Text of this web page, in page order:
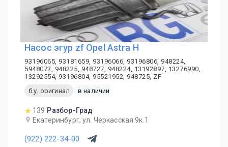
Насос эгур zf Opel Astra H
93196065, 93181659, 93196066, 93196806, 948224,
5948072, 948225, 948727, 948224, 13192897, 13276990,
13292554, 93196804, 95521952, 948725, ZF
б.у. оригинал
в наличии
139 Разбор-Град
Екатеринбург, ул. Черкасская 9к.1
(922) 222-34-00